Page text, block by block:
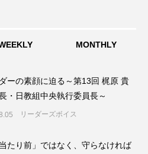
MONTHLY
ーの素顔に迫る～第13回 梶原 貴
・日教組中央執行委員長～
リーダーズボイス
たり前」ではなく、守らなければ